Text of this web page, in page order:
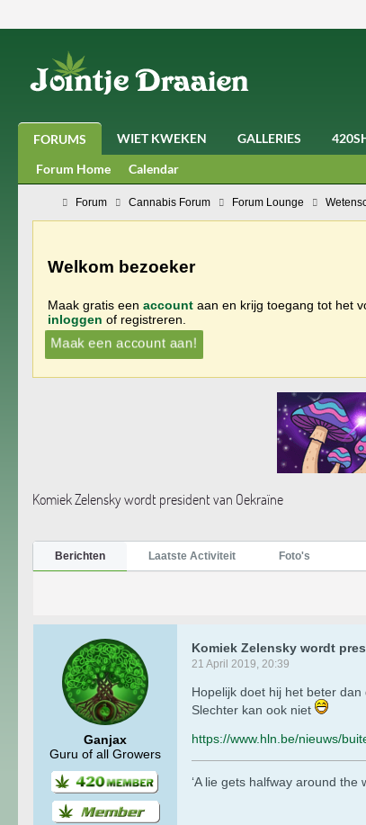
FORUMS WIET KWEKEN GALLERIES
Forum Home
Calendar
Forum Cannabis Forum Forum Lounge
Welkom bezoeker
Maak gratis een account aan en krijg toegang tot het
inloggen of registreren.
Maak een account aan!
Komiek Zelensky wordt president van Oekraïne
Berichten Laatste Activiteit Foto's
Ganjax
Guru of all Growers
Komiek Zelensky wordt
21 April 2019, 20:39
Hopelijk doet hij het beter dan
Slechter kan ook niet
https://www.hln.be/nieuws/
‘A lie gets halfway around